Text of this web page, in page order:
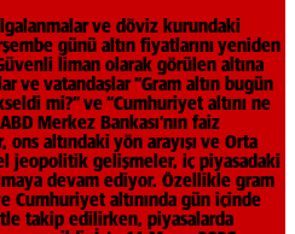
ve döviz kurundaki
günü altın fiyatlarını yeniden
liman olarak görülen altına
ve vatandaşlar “Gram altın bugün
mi?” ve “Cumhuriyet altını ne
Merkez Bankası’nın faiz
altındaki yön arayışı ve Orta
jeopolitik gelişmeler, iç piyasadaki
devam ediyor. Özellikle gram
Cumhuriyet altınında gün içinde
takip edilirken, piyasalarda